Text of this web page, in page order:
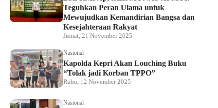
Teguhkan Peran Ulama untuk
Mewujudkan Kemandirian Bangsa dan
Kesejahteraan Rakyat
Jumat, 21 November 2025
Nasional
Kapolda Kepri Akan Louching Buku
“Tolak jadi Korban TPPO”
Rabu, 12 November 2025
Nasional